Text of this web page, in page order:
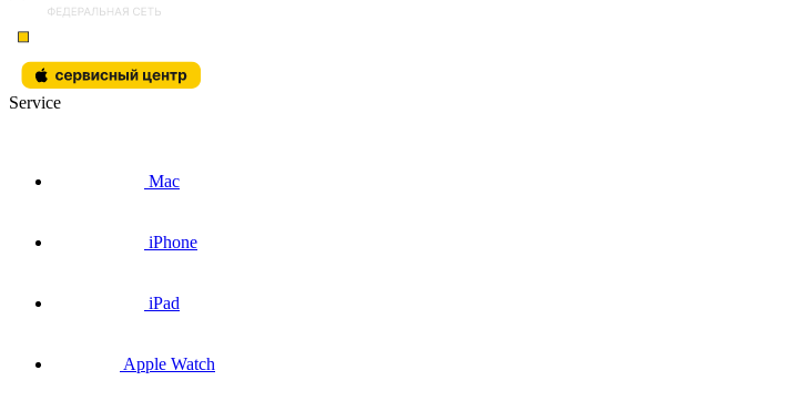
Service
Mac
iPhone
iPad
Apple Watch